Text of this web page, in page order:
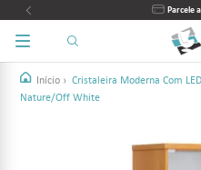
Parcele
Início › Cristaleira Moderna Com
Nature/Off White